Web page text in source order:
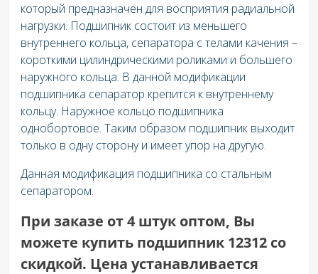
который предназначен для восприятия радиальной
нагрузки. Подшипник состоит из меньшего
внутреннего кольца, сепаратора с телами качения –
короткими цилиндрическими роликами и большего
наружного кольца. В данной модификации
подшипника сепаратор крепится к внутреннему
кольцу. Наружное кольцо подшипника
однобортовое. Таким образом подшипник выходит
только в одну сторону и имеет упор на другую.
Данная модификация подшипника со стальным
сепаратором.
При заказе от 4 штук оптом, Вы
можете купить подшипник 12312 со
скидкой. Цена устанавливается